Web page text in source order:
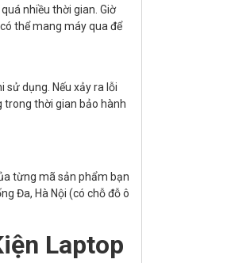
nhiều thời gian. Giờ
thể mang máy qua để
dụng. Nếu xảy ra lỗi
trong thời gian bảo hành
từng mã sản phẩm bạn
Đa, Hà Nội (có chỗ đỗ ô
Laptop